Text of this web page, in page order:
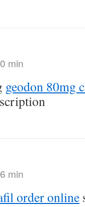
min
geodon 80mg
min
order online